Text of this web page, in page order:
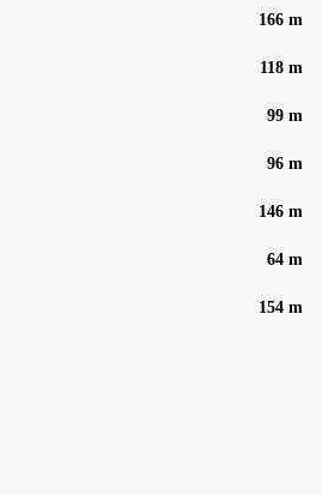
166 m
118 m
99 m
96 m
146 m
64 m
154 m